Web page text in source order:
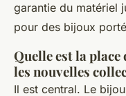
garantie du matériel
pour des bijoux
Quelle est la
les nouvelles
Il est central. Le bijou